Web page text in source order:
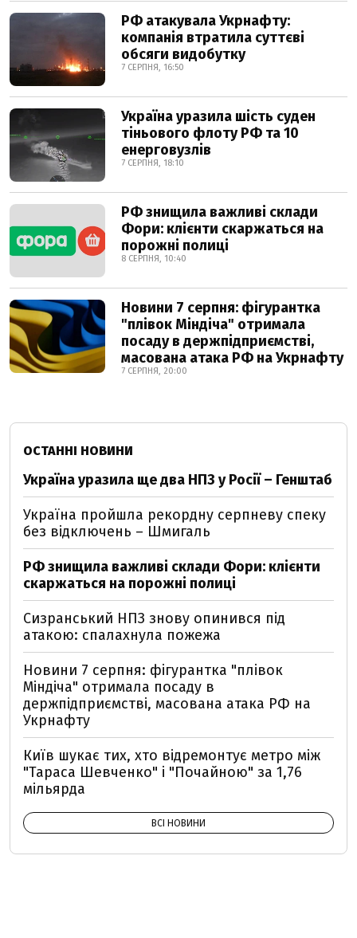
РФ атакувала Укрнафту:
компанія втратила суттєві
обсяги видобутку
7 СЕРПНЯ, 16:50
Україна уразила шість суден
тіньового флоту РФ та 10
енерговузлів
7 СЕРПНЯ, 18:10
РФ знищила важливі склади
Фори: клієнти скаржаться на
порожні полиці
8 СЕРПНЯ, 10:40
Новини 7 серпня: фігурантка
"плівок Міндіча" отримала
посаду в держпідприємстві,
масована атака РФ на Укрнафту
7 СЕРПНЯ, 20:00
ОСТАННІ НОВИНИ
Україна уразила ще два НПЗ у Росії – Генштаб
Україна пройшла рекордну серпневу спеку
без відключень – Шмигаль
РФ знищила важливі склади Фори: клієнти
скаржаться на порожні полиці
Сизранський НПЗ знову опинився під
атакою: спалахнула пожежа
Новини 7 серпня: фігурантка "плівок
Міндіча" отримала посаду в
держпідприємстві, масована атака РФ на
Укрнафту
Київ шукає тих, хто відремонтує метро між
"Тараса Шевченко" і "Почайною" за 1,76
мільярда
ВСІ НОВИНИ